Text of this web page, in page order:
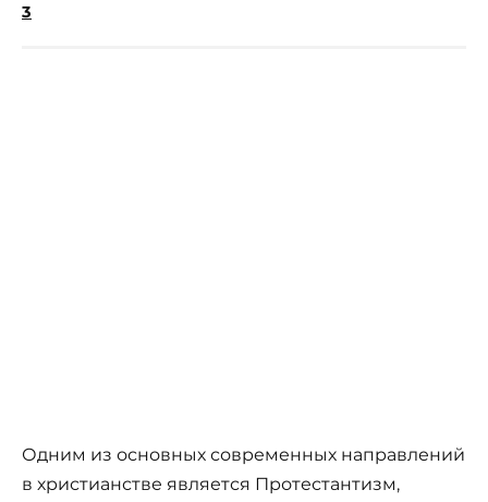
3
Одним из основных современных направлений
в христианстве является Протестантизм,